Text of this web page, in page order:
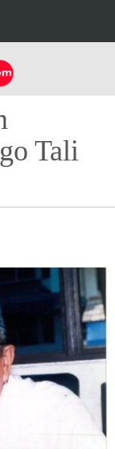
Tali